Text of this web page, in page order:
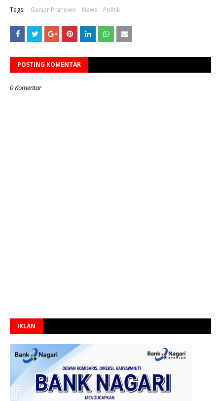
Tags: Ganjar Pranowo News Politik
POSTING KOMENTAR
0 Komentar
IKLAN